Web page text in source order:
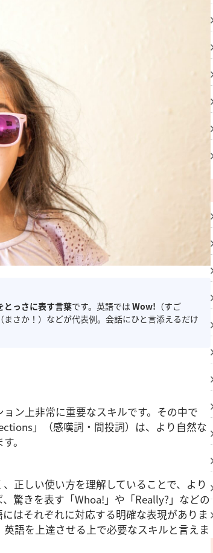
とっさに表す言葉です。英語では Wow! （すご
（まさか！）などが代表例。会話にひと言添えるだけ
ン上非常に重要なスキルです。その中で
」（感嘆詞・間投詞）は、より自然な
。
正しい使い方を理解していることで、より
驚きを表す「Whoa!」や「Really?」などの
はそれぞれに対応する明確な表現がありま
語を上達させる上で必要なスキルと言えま